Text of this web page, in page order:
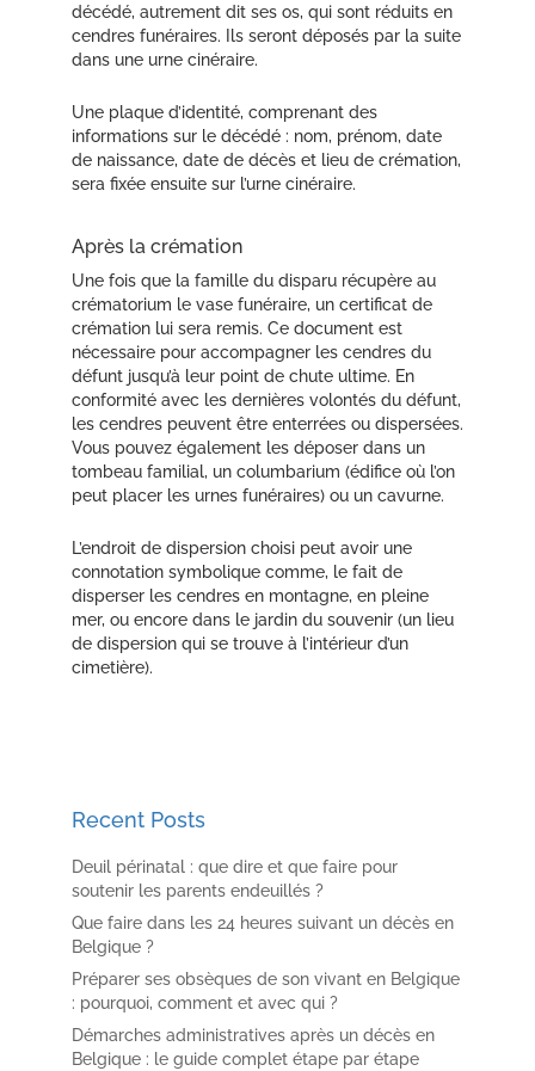
décédé, autrement dit ses os, qui sont réduits en
cendres funéraires. Ils seront déposés par la suite
dans une urne cinéraire.
Une plaque d’identité, comprenant des
informations sur le décédé : nom, prénom, date
de naissance, date de décès et lieu de crémation,
sera fixée ensuite sur l’urne cinéraire.
Après la crémation
Une fois que la famille du disparu récupère au
crématorium le vase funéraire, un certificat de
crémation lui sera remis. Ce document est
nécessaire pour accompagner les cendres du
défunt jusqu’à leur point de chute ultime. En
conformité avec les dernières volontés du défunt,
les cendres peuvent être enterrées ou dispersées.
Vous pouvez également les déposer dans un
tombeau familial, un columbarium (édifice où l’on
peut placer les urnes funéraires) ou un cavurne.
L’endroit de dispersion choisi peut avoir une
connotation symbolique comme, le fait de
disperser les cendres en montagne, en pleine
mer, ou encore dans le jardin du souvenir (un lieu
de dispersion qui se trouve à l’intérieur d’un
cimetière).
Recent Posts
Deuil périnatal : que dire et que faire pour
soutenir les parents endeuillés ?
Que faire dans les 24 heures suivant un décès en
Belgique ?
Préparer ses obsèques de son vivant en Belgique
: pourquoi, comment et avec qui ?
Démarches administratives après un décès en
Belgique : le guide complet étape par étape